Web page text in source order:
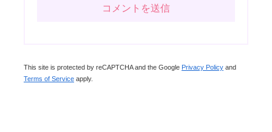
This site is protected by reCAPTCHA and the Google Privacy Policy and
Terms of Service apply.